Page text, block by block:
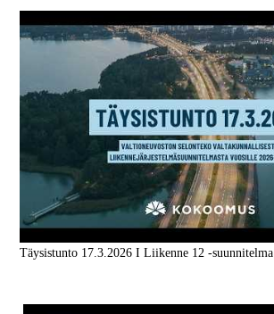
Täysistunto 17.3.2026 I Liikenne 12 -suunnitelma